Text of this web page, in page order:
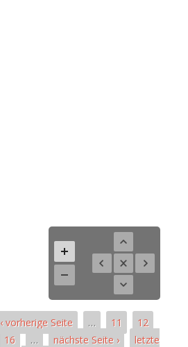
‹ vorherige Seite … 11
12
16 … nächste Seite ›
letzte